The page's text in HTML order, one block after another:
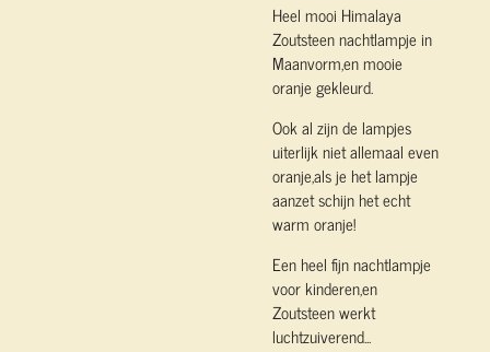
Heel mooi Himalaya
Zoutsteen nachtlampje in
Maanvorm,en mooie
oranje gekleurd.
Ook al zijn de lampjes
uiterlijk niet allemaal even
oranje,als je het lampje
aanzet schijn het echt
warm oranje!
Een heel fijn nachtlampje
voor kinderen,en
Zoutsteen werkt
luchtzuiverend...